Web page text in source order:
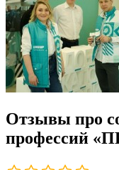
Отзывы про
профессий